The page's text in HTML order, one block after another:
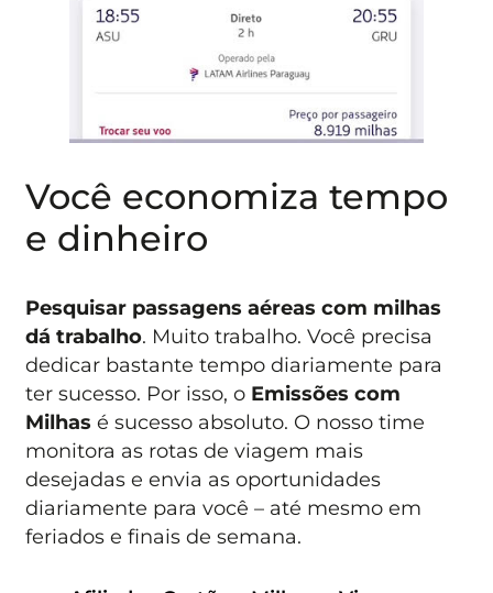
Você economiza tempo
e dinheiro
Pesquisar passagens aéreas com milhas
dá trabalho. Muito trabalho. Você precisa
dedicar bastante tempo diariamente para
ter sucesso. Por isso, o Emissões com
Milhas é sucesso absoluto. O nosso time
monitora as rotas de viagem mais
desejadas e envia as oportunidades
diariamente para você – até mesmo em
feriados e finais de semana.